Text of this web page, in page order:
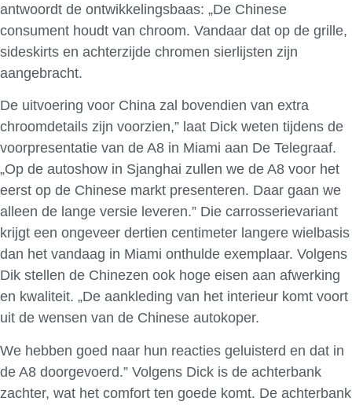
antwoordt de ontwikkelingsbaas: „De Chinese
consument houdt van chroom. Vandaar dat op de grille,
sideskirts en achterzijde chromen sierlijsten zijn
aangebracht.
De uitvoering voor China zal bovendien van extra
chroomdetails zijn voorzien,” laat Dick weten tijdens de
voorpresentatie van de A8 in Miami aan De Telegraaf.
„Op de autoshow in Sjanghai zullen we de A8 voor het
eerst op de Chinese markt presenteren. Daar gaan we
alleen de lange versie leveren.” Die carrosserievariant
krijgt een ongeveer dertien centimeter langere wielbasis
dan het vandaag in Miami onthulde exemplaar. Volgens
Dik stellen de Chinezen ook hoge eisen aan afwerking
en kwaliteit. „De aankleding van het interieur komt voort
uit de wensen van de Chinese autokoper.
We hebben goed naar hun reacties geluisterd en dat in
de A8 doorgevoerd.” Volgens Dick is de achterbank
zachter, wat het comfort ten goede komt. De achterbank